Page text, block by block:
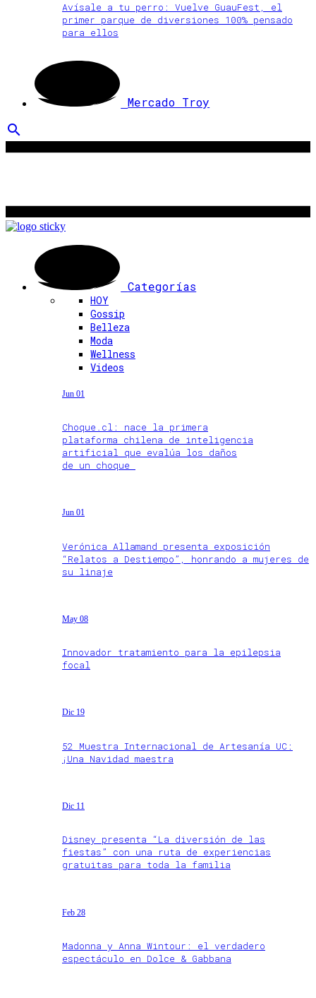
Avísale a tu perro: Vuelve GuauFest, el
primer parque de diversiones 100% pensado
para ellos
Mercado Troy
search
Categorías
HOY
Gossip
Belleza
Moda
Wellness
Videos
Jun 01
Choque.cl: nace la primera
plataforma chilena de inteligencia
artificial que evalúa los daños
de un choque
Jun 01
Verónica Allamand presenta exposición
“Relatos a Destiempo”, honrando a mujeres de
su linaje
May 08
Innovador tratamiento para la epilepsia
focal
Dic 19
52 Muestra Internacional de Artesanía UC:
¡Una Navidad maestra
Dic 11
Disney presenta “La diversión de las
fiestas” con una ruta de experiencias
gratuitas para toda la familia
Feb 28
Madonna y Anna Wintour: el verdadero
espectáculo en Dolce & Gabbana